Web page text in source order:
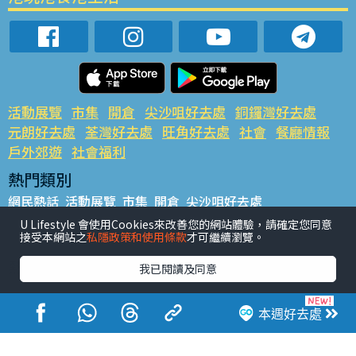
本週好去處
活動展覽 市集 開倉 尖沙咀好去處 銅鑼灣好去處
元朗好去處 荃灣好去處 旺角好去處 社會 餐廳情報
戶外郊遊 社會福利
熱門類別
網民熱話 活動展覽 市集 開倉 尖沙咀好去處
銅鑼灣好去處 元朗好去處 荃灣好去處 旺角好去處 社會
餐廳情報 戶外郊遊
熱門標籤
#UGO搵好去處 #人氣活動推介 #美食社群熱話
#親子玩樂好去處
#ULifestyle應用程式
#限時搶
#UJetso禮物放送
#ULifestyle商戶中心 #著數 #網絡熱話
U Lifestyle 會使用Cookies來改善您的網站體驗，請確定您同意
接受本網站之私隱政策和使用條款才可繼續瀏覽。
我已閱讀及同意